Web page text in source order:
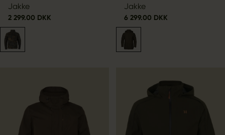
Jakke
2 299.00 DKK
Jakke
6 299.00 DKK